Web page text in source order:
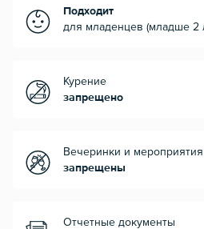
Подходит
для младенцев (младше 2
Курение
запрещено
Вечеринки и мероприятия
запрещены
Отчетные документы